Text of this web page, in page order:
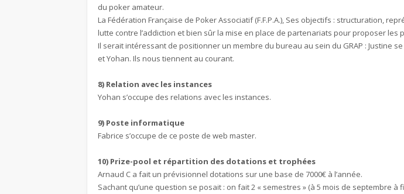
du poker amateur.
La Fédération Française de Poker Associatif (F.F.P.A.), Ses objectifs : structuration,
lutte contre l’addiction et bien sûr la mise en place de partenariats pour proposer
Il serait intéressant de positionner un membre du bureau au sein du GRAP : Justine
et Yohan. Ils nous tiennent au courant.
8) Relation avec les instances
Yohan s’occupe des relations avec les instances.
9) Poste informatique
Fabrice s’occupe de ce poste de web master.
10) Prize-pool et répartition des dotations et trophées
Arnaud C a fait un prévisionnel dotations sur une base de 7000€ à l’année.
Sachant qu’une question se posait : on fait 2 « semestres » (à 5 mois de septembre